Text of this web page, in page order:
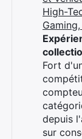
High-
Fort
depuis
sur